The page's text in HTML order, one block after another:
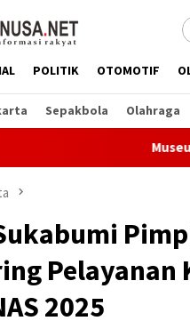
POLITIK OTOMOTIF
Sepakbola Olahraga
Museum Keramik
Pelayanan
2025